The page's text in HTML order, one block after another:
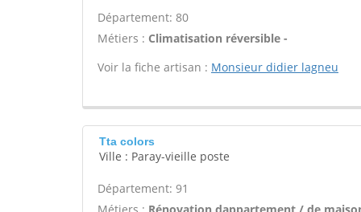
Département: 80
Métiers : Climatisation réversible -
Voir la fiche artisan : Monsieur didier lagneu
Tta colors
Ville : Paray-vieille poste
Département: 91